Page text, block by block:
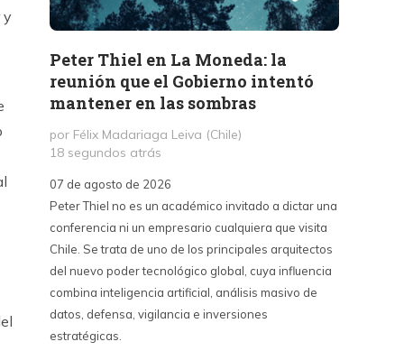
y
Peter Thiel en La Moneda: la
reunión que el Gobierno intentó
mantener en las sombras
por Félix Madariaga Leiva (Chile)
18 segundos atrás
07 de agosto de 2026
Peter Thiel no es un académico invitado a dictar una
conferencia ni un empresario cualquiera que visita
Chile. Se trata de uno de los principales arquitectos
del nuevo poder tecnológico global, cuya influencia
combina inteligencia artificial, análisis masivo de
datos, defensa, vigilancia e inversiones
estratégicas.